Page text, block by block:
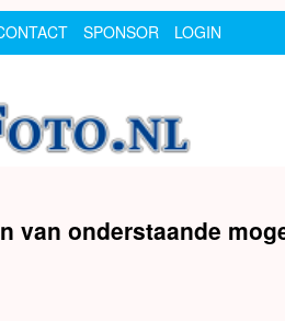
SPONSOR LOGIN
van onderstaande